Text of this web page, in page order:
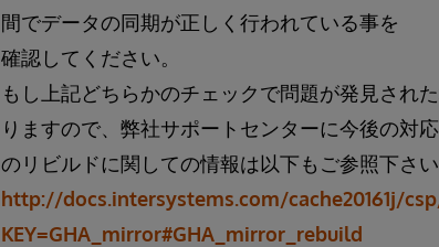
間でデータの同期が正しく行われている事を
確認してください。
もし上記どちらかのチェックで問題が発見され
りますので、弊社サポートセンターに今後の対
のリビルドに関しての情報は以下もご参照下さい
http://docs.intersystems.com/cache20161j/
KEY=GHA_mirror#GHA_mirror_rebuild